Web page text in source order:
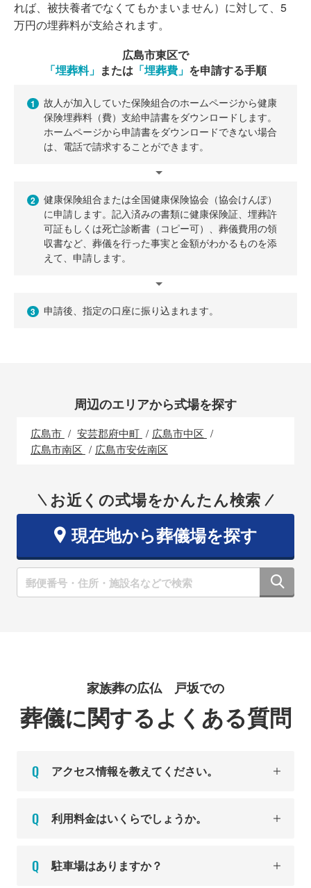
れば、被扶養者でなくてもかまいません）に対して、5
万円の埋葬料が支給されます。
広島市東区で
「埋葬料」 または 「埋葬費」 を申請する手順
1
故人が加入していた保険組合のホームページから健康
保険埋葬料（費）支給申請書をダウンロードします。
ホームページから申請書をダウンロードできない場合
は、電話で請求することができます。
2
健康保険組合または全国健康保険協会（協会けんぽ）
に申請します。記入済みの書類に健康保険証、埋葬許
可証もしくは死亡診断書（コピー可）、葬儀費用の領
収書など、葬儀を行った事実と金額がわかるものを添
えて、申請します。
3 申請後、指定の口座に振り込まれます。
周辺のエリアから式場を探す
広島市 安芸郡府中町
広島市中区
広島市南区
広島市安佐南区
お近くの式場をかんたん検索
現在地から葬儀場を探す
家族葬の広仏 戸坂での
葬儀に関するよくある質問
アクセス情報を教えてください。
利用料金はいくらでしょうか。
駐車場はありますか？